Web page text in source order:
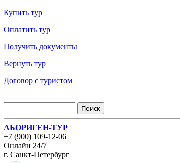
Купить тур
Оплатить тур
Получить документы
Вернуть тур
Договор с туристом
АБОРИГЕН-ТУР
+7 (900) 109-12-06
Онлайн 24/7
г. Санкт-Петербург